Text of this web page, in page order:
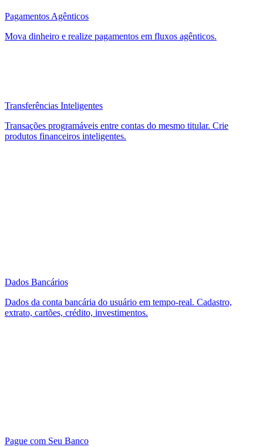
Pagamentos Agênticos
Mova dinheiro e realize pagamentos em fluxos agênticos.
Transferências Inteligentes
Transações programáveis entre contas do mesmo titular. Crie
produtos financeiros inteligentes.
Dados Bancários
Dados da conta bancária do usuário em tempo-real. Cadastro,
extrato, cartões, crédito, investimentos.
Pague com Seu Banco